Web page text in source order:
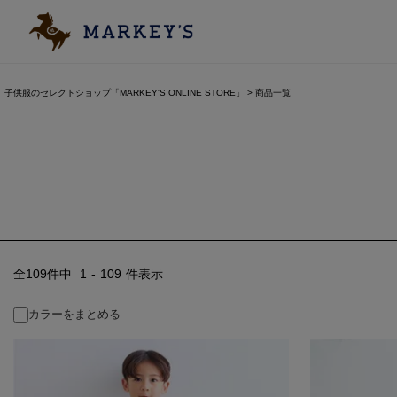
子供服のセレクトショップ「MARKEY'S ONLINE STORE」 商品一覧
109件中 1 - 109 件表示
カラーをまとめる